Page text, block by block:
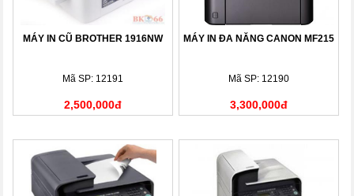
MÁY IN CŨ BROTHER 1916NW
Mã SP: 12191
2,500,000đ
MÁY IN ĐA NĂNG CANON MF215
Mã SP: 12190
3,300,000đ